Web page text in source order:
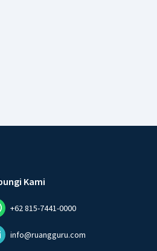
Kami
+62 815-7441-0000
info@ruangguru.com